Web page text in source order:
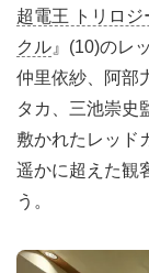
超電王 トリロ
クル 』(10)のレ
仲里依紗、阿部
タカ、三池崇史
敷かれたレッド
遥かに超えた観
う。